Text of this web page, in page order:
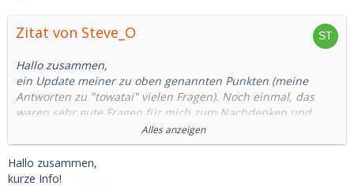
Zitat von Steve_O
Hallo zusammen,
ein Update meiner zu oben genannten Punkten (meine
Antworten zu "towatai" vielen Fragen). Noch einmal, das
waren sehr gute Fragen für mich zum Nachdenken und
weiteren Fehlersuchen animiert haben. Alles Gut!
Punkte die ich als richtig erachte, lasse ich aus und gehe
nicht weiter darauf ein. Es sei denn jemand würde hier
noch etwas Verbesserung sehen wollen.
Alles anzeigen
Hallo zusammen,
kurze Info!